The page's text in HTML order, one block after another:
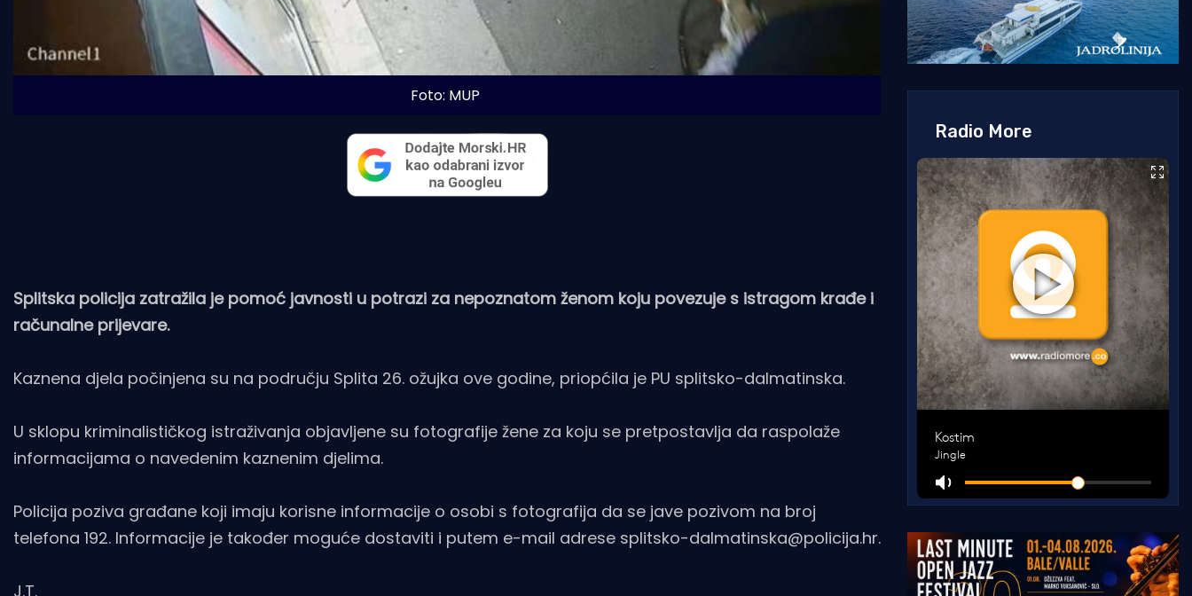
Foto: MUP
Splitska policija zatražila je pomoć javnosti u potrazi za nepoznatom ženom koju povezuje s istragom krađe i
računalne prijevare.
Kaznena djela počinjena su na području Splita 26. ožujka ove godine, priopćila je PU splitsko-dalmatinska.
U sklopu kriminalističkog istraživanja objavljene su fotografije žene za koju se pretpostavlja da raspolaže
informacijama o navedenim kaznenim djelima.
Policija poziva građane koji imaju korisne informacije o osobi s fotografija da se jave pozivom na broj
telefona 192. Informacije je također moguće dostaviti i putem e-mail adrese splitsko-dalmatinska@policija.hr.
J.T.
Radio More